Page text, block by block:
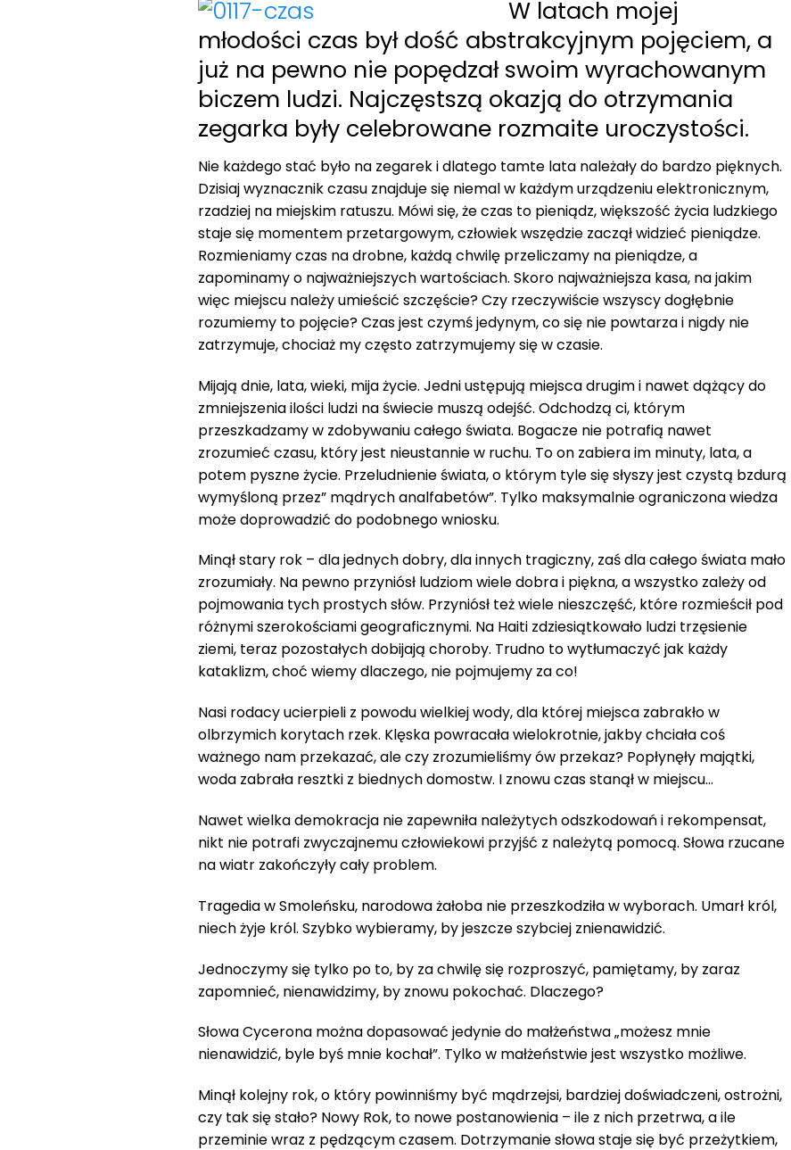
W latach mojej
młodości czas był dość abstrakcyjnym pojęciem, a
już na pewno nie popędzał swoim wyrachowanym
biczem ludzi. Najczęstszą okazją do otrzymania
zegarka były celebrowane rozmaite uroczystości.
Nie każdego stać było na zegarek i dlatego tamte lata należały do bardzo pięknych.
Dzisiaj wyznacznik czasu znajduje się niemal w każdym urządzeniu elektronicznym,
rzadziej na miejskim ratuszu. Mówi się, że czas to pieniądz, większość życia ludzkiego
staje się momentem przetargowym, człowiek wszędzie zaczął widzieć pieniądze.
Rozmieniamy czas na drobne, każdą chwilę przeliczamy na pieniądze, a
zapominamy o najważniejszych wartościach. Skoro najważniejsza kasa, na jakim
więc miejscu należy umieścić szczęście? Czy rzeczywiście wszyscy dogłębnie
rozumiemy to pojęcie? Czas jest czymś jedynym, co się nie powtarza i nigdy nie
zatrzymuje, chociaż my często zatrzymujemy się w czasie.
Mijają dnie, lata, wieki, mija życie. Jedni ustępują miejsca drugim i nawet dążący do
zmniejszenia ilości ludzi na świecie muszą odejść. Odchodzą ci, którym
przeszkadzamy w zdobywaniu całego świata. Bogacze nie potrafią nawet
zrozumieć czasu, który jest nieustannie w ruchu. To on zabiera im minuty, lata, a
potem pyszne życie. Przeludnienie świata, o którym tyle się słyszy jest czystą bzdurą
wymyśloną przez” mądrych analfabetów”. Tylko maksymalnie ograniczona wiedza
może doprowadzić do podobnego wniosku.
Minął stary rok – dla jednych dobry, dla innych tragiczny, zaś dla całego świata mało
zrozumiały. Na pewno przyniósł ludziom wiele dobra i piękna, a wszystko zależy od
pojmowania tych prostych słów. Przyniósł też wiele nieszczęść, które rozmieścił pod
różnymi szerokościami geograficznymi. Na Haiti zdziesiątkowało ludzi trzęsienie
ziemi, teraz pozostałych dobijają choroby. Trudno to wytłumaczyć jak każdy
kataklizm, choć wiemy dlaczego, nie pojmujemy za co!
Nasi rodacy ucierpieli z powodu wielkiej wody, dla której miejsca zabrakło w
olbrzymich korytach rzek. Klęska powracała wielokrotnie, jakby chciała coś
ważnego nam przekazać, ale czy zrozumieliśmy ów przekaz? Popłynęły majątki,
woda zabrała resztki z biednych domostw. I znowu czas stanął w miejscu…
Nawet wielka demokracja nie zapewniła należytych odszkodowań i rekompensat,
nikt nie potrafi zwyczajnemu człowiekowi przyjść z należytą pomocą. Słowa rzucane
na wiatr zakończyły cały problem.
Tragedia w Smoleńsku, narodowa żałoba nie przeszkodziła w wyborach. Umarł król,
niech żyje król. Szybko wybieramy, by jeszcze szybciej znienawidzić.
Jednoczymy się tylko po to, by za chwilę się rozproszyć, pamiętamy, by zaraz
zapomnieć, nienawidzimy, by znowu pokochać. Dlaczego?
Słowa Cycerona można dopasować jedynie do małżeństwa „możesz mnie
nienawidzić, byle byś mnie kochał”. Tylko w małżeństwie jest wszystko możliwe.
Minął kolejny rok, o który powinniśmy być mądrzejsi, bardziej doświadczeni, ostrożni,
czy tak się stało? Nowy Rok, to nowe postanowienia – ile z nich przetrwa, a ile
przeminie wraz z pędzącym czasem. Dotrzymanie słowa staje się być przeżytkiem,